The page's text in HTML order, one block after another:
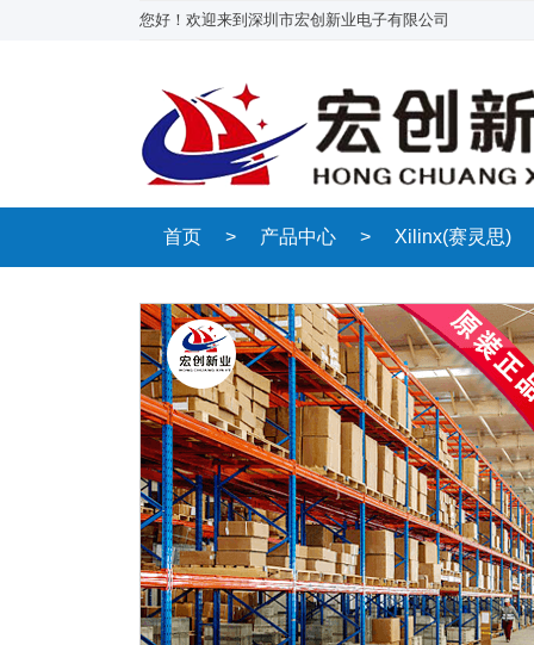
您好！欢迎来到深圳市宏创新业电子有限公司
首页 > 产品中心 > Xilinx(赛灵思)